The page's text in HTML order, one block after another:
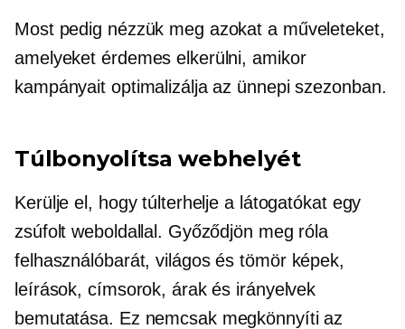
Most pedig nézzük meg azokat a műveleteket,
amelyeket érdemes elkerülni, amikor
kampányait optimalizálja az ünnepi szezonban.
Túlbonyolítsa webhelyét
Kerülje el, hogy túlterhelje a látogatókat egy
zsúfolt weboldallal. Győződjön meg róla
felhasználóbarát, világos és tömör képek,
leírások, címsorok, árak és irányelvek
bemutatása. Ez nemcsak megkönnyíti az